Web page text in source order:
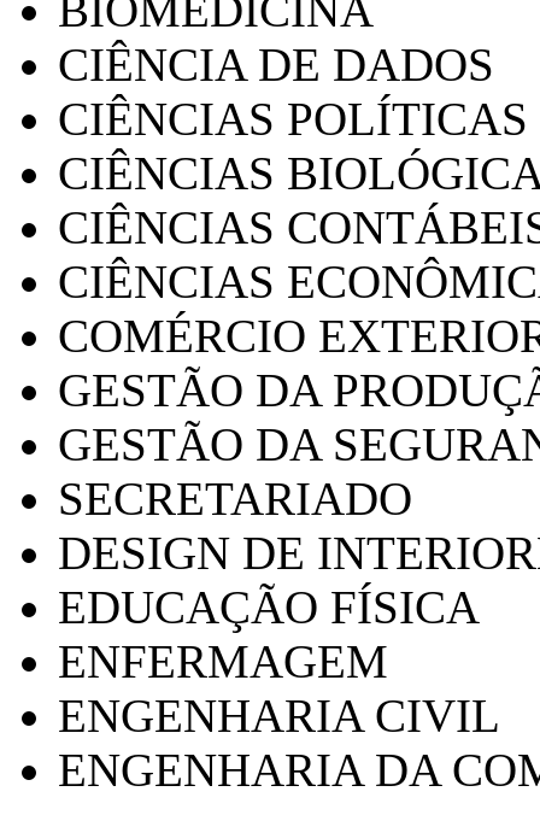
CIÊNCIA DE DADOS
CIÊNCIAS POLÍTICAS
CIÊNCIAS
CIÊNCIAS
CIÊNCIAS
COMÉRCIO
GESTÃO DA
GESTÃO DA
SECRETARIADO
DESIGN DE
EDUCAÇÃO FÍSICA
ENFERMAGEM
ENGENHARIA CIVIL
ENGENHARIA DA